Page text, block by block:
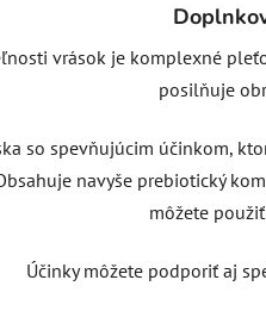
vrások je komplexné
posilňuje
so spevňujúcim účinkom,
navyše prebiotický
môžete
Účinky môžete podporiť aj